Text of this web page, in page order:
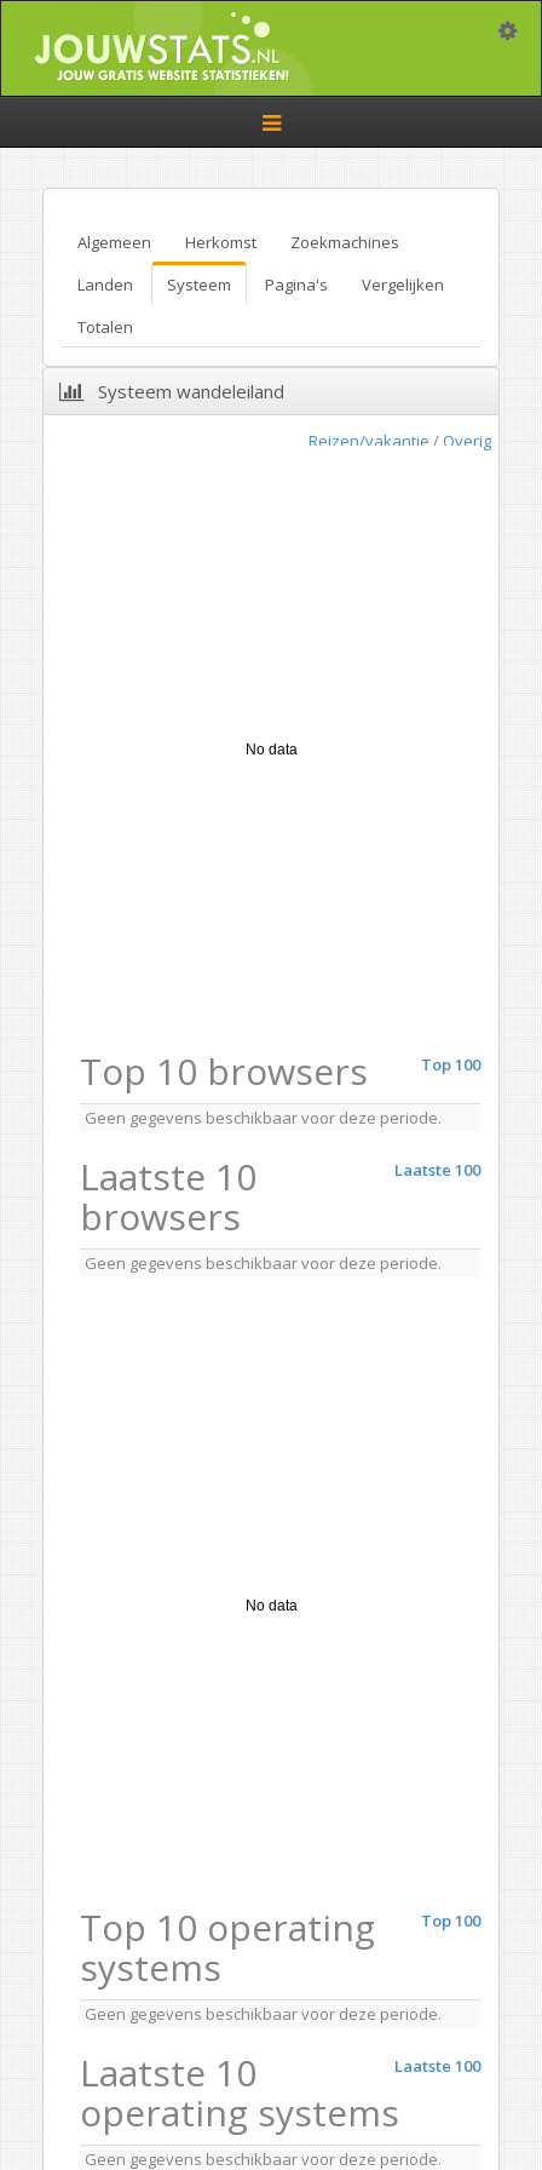
Toggle
navigation
Algemeen Herkomst
Zoekmachines
Landen
Systeem Pagina's
Vergelijken
Totalen
Systeem wandeleiland
Reizen/vakantie / Overig
No data
Top 100
Top 10 browsers
Geen gegevens beschikbaar voor deze periode.
Laatste 100
Laatste 10
browsers
Geen gegevens beschikbaar voor deze periode.
No data
Top 100
Top 10 operating
systems
Geen gegevens beschikbaar voor deze periode.
Laatste 100
Laatste 10
operating systems
Geen gegevens beschikbaar voor deze periode.